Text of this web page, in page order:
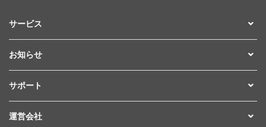
サービス
お知らせ
サポート
運営会社